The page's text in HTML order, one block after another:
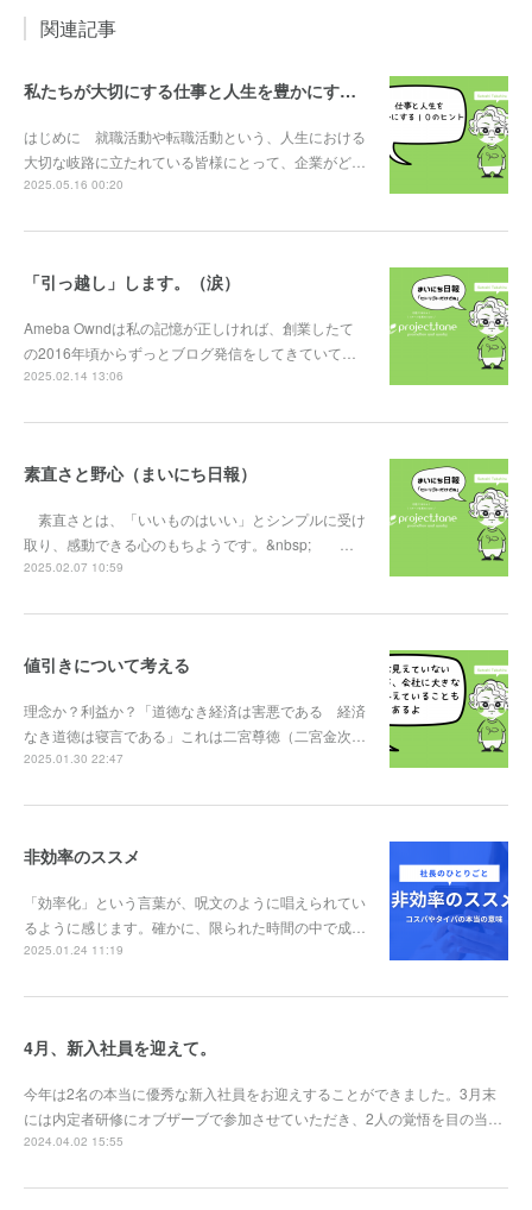
関連記事
私たちが大切にする仕事と人生を豊かにする10のヒント
はじめに 就職活動や転職活動という、人生における
大切な岐路に立たれている皆様にとって、企業がど…
2025.05.16 00:20
「引っ越し」します。（涙）
Ameba Owndは私の記憶が正しければ、創業したて
の2016年頃からずっとブログ発信をしてきていて…
2025.02.14 13:06
素直さと野心（まいにち日報）
素直さとは、「いいものはいい」とシンプルに受け
取り、感動できる心のもちようです。&nbsp; …
2025.02.07 10:59
値引きについて考える
理念か？利益か？「道徳なき経済は害悪である 経済
なき道徳は寝言である」これは二宮尊徳（二宮金次…
2025.01.30 22:47
非効率のススメ
「効率化」という言葉が、呪文のように唱えられてい
るように感じます。確かに、限られた時間の中で成…
2025.01.24 11:19
4月、新入社員を迎えて。
今年は2名の本当に優秀な新入社員をお迎えすることができました。3月末
には内定者研修にオブザーブで参加させていただき、2人の覚悟を目の当…
2024.04.02 15:55